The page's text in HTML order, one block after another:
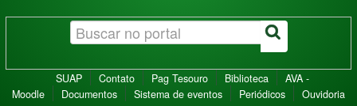
SUAP Contato Pag Tesouro Biblioteca
AVA -
Moodle
Documentos Sistema de eventos Periódicos Ouvidoria